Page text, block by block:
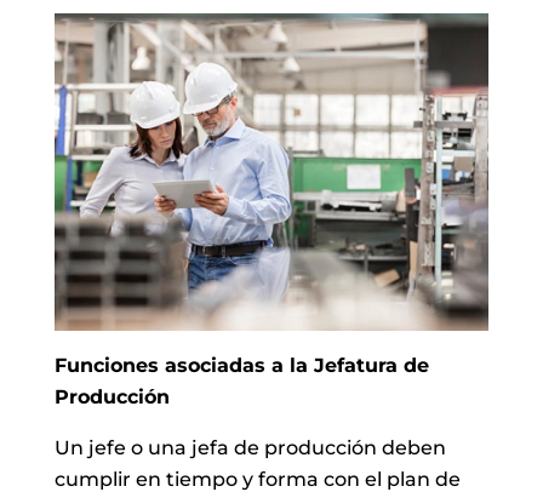
Funciones asociadas a la Jefatura de
Producción
Un jefe o una jefa de producción deben
cumplir en tiempo y forma con el plan de